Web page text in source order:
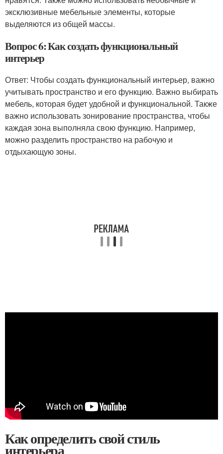
эксклюзивные мебельные элементы, которые
выделяются из общей массы.
Вопрос 6: Как создать функциональный
интерьер
Ответ: Чтобы создать функциональный интерьер, важно
учитывать пространство и его функцию. Важно выбирать
мебель, которая будет удобной и функциональной. Также
важно использовать зонирование пространства, чтобы
каждая зона выполняла свою функцию. Например,
можно разделить пространство на рабочую и
отдыхающую зоны.
Как определить свой стиль